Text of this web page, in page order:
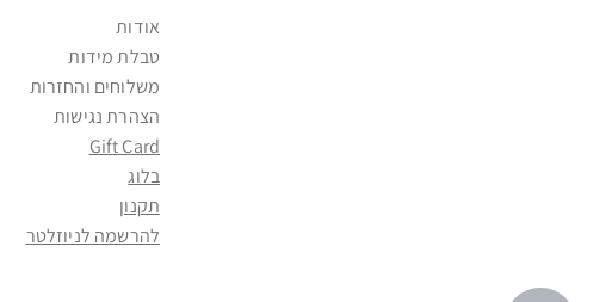
אודות
טבלת מידות
משלוחים והחזרות
הצהרת נגישות
Gift Card
בלוג
תקנון
להרשמה לניוזלטר